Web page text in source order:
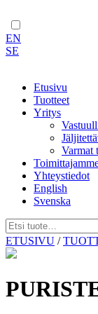
EN
SE
Etusivu
Tuotteet
Yritys
Varmat
Yhteystiedot
English
Svenska
Skip
to
ETUSIVU /